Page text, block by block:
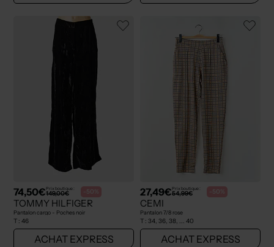
74,50€Prix boutique :
149,00€ -50%
TOMMY HILFIGER
Pantalon cargo - Poches noir
T : 46
ACHAT EXPRESS
27,49€Prix boutique :
54,99€ -50%
CEMI
Pantalon 7/8 rose
T : 34, 36, 38, ... 40
ACHAT EXPRESS